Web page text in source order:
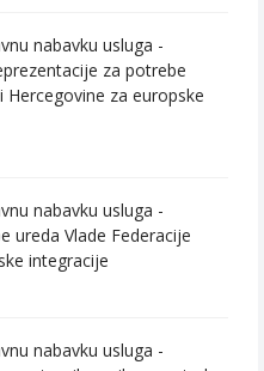
nabavku usluga -
za potrebe
Hercegovine za europske
nabavku usluga -
ureda Vlade Federacije
integracije
nabavku usluga -